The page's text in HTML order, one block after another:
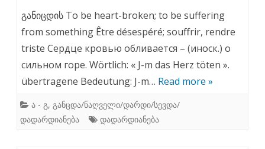
განიცდის To be heart-broken; to be suffering
from something Être désespéré; souffrir, rendre
triste Сердце кровью обливается – (иноск.) о
сильном горе. Wörtlich: « J-m das Herz töten ».
übertragene Bedeutung: J-m… Read more »
ა - გ, განცდა/ნაღველი/დარდი/სევდა/
დადარდიანება
დადარდიანება